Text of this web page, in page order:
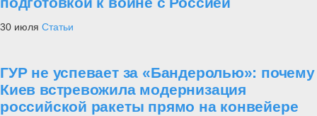
30 июля Статьи
ГУР не успевает за «Бандеролью»: почему
Киев встревожила модернизация
российской ракеты прямо на конвейере